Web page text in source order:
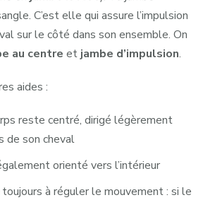
C’est elle qui assure l’impulsion
sur le côté dans son ensemble. On
au centreet jambe d’impulsion.
aides :
reste centré, dirigé légèrement
de son cheval
orienté vers l’intérieur
à réguler le mouvement : si le